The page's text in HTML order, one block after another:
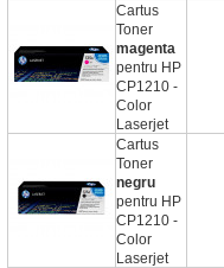
Cartus
Toner
magenta
pentru HP
CP1210 -
Color
Laserjet
Cartus
Toner
negru
pentru HP
CP1210 -
Color
Laserjet